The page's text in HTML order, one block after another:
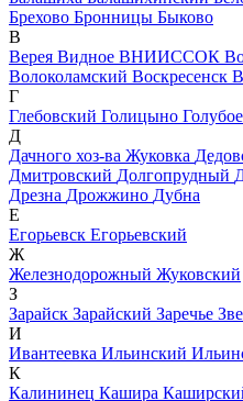
Брехово Бронницы Быково
В
Верея Видное ВНИИССОК
Волоколамский Воскресенск
Г
Глебовский Голицыно Голубое
Д
Дачного хоз-ва Жуковка
Дмитровский Долгопрудный
Дрезна Дрожжино Дубна
Е
Егорьевск Егорьевский
Ж
Железнодорожный Жуковский
З
Зарайск Зарайский Заречье
И
Ивантеевка Ильинский
К
Калининец Кашира